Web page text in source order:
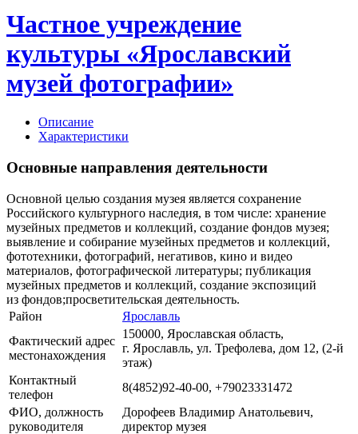
Частное учреждение
культуры «Ярославский
музей фотографии»
Описание
Характеристики
Основные направления деятельности
Основной целью создания музея является сохранение
Российского культурного наследия, в том числе: хранение
музейных предметов и коллекций, создание фондов музея;
выявление и собирание музейных предметов и коллекций,
фототехники, фотографий, негативов, кино и видео
материалов, фотографической литературы; публикация
музейных предметов и коллекций, создание экспозиций
из фондов;просветительская деятельность.
Район
Ярославль
Фактический адрес
местонахождения
150000, Ярославская область,
г. Ярославль, ул. Трефолева, дом 12, (2-й
этаж)
Контактный
телефон
8(4852)92-40-00, +79023331472
ФИО, должность
руководителя
Дорофеев Владимир Анатольевич,
директор музея